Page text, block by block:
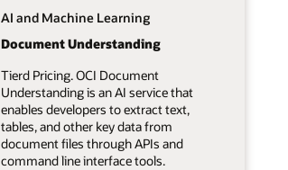
AI and Machine Learning
Document Understanding
Tierd Pricing. OCI Document
Understanding is an AI service that
enables developers to extract text,
tables, and other key data from
document files through APIs and
command line interface tools.